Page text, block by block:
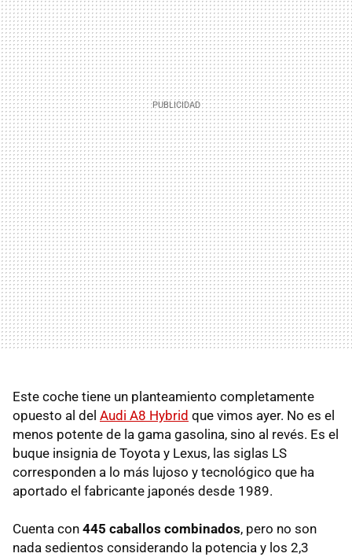
Este coche tiene un planteamiento completamente
opuesto al del Audi A8 Hybrid que vimos ayer. No es el
menos potente de la gama gasolina, sino al revés. Es el
buque insignia de Toyota y Lexus, las siglas LS
corresponden a lo más lujoso y tecnológico que ha
aportado el fabricante japonés desde 1989.
Cuenta con 445 caballos combinados, pero no son
nada sedientos considerando la potencia y los 2,3